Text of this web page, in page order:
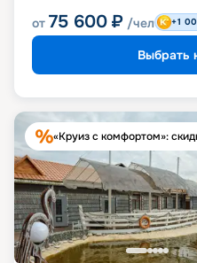
от 75 600 ₽ /чел +1
Выбрать
«Круиз с комфортом»: